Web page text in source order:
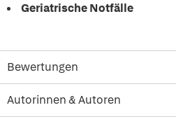
Geriatrische Notfälle
Bewertungen
Autorinnen & Autoren